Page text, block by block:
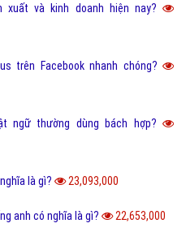
và kinh doanh hiện nay?
trên Facebook nhanh chóng?
ngữ thường dùng bách hợp?
là gì? 23,093,000
anh có nghĩa là gì? 22,653,000